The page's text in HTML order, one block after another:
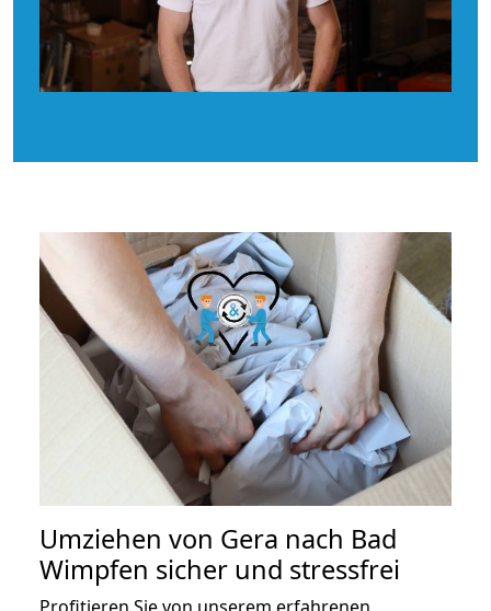
Umziehen von Gera nach Bad
Wimpfen sicher und stressfrei